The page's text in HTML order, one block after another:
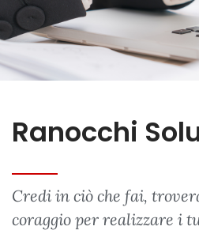
Ranocchi
Credi in ciò che fai,
coraggio per realizzare i